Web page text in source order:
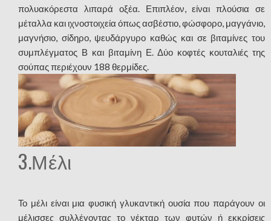
πολυακόρεστα λιπαρά οξέα. Επιπλέον, είναι πλούσια σε
μέταλλα και ιχνοστοιχεία όπως ασβέστιο, φώσφορο, μαγγάνιο,
μαγνήσιο, σίδηρο, ψευδάργυρο καθώς και σε βιταμίνες του
συμπλέγματος Β και βιταμίνη Ε. Δύο κοφτές κουταλιές της
σούπας περιέχουν 188 θερμίδες.
3.Μέλι
Το μέλι είναι μια φυσική γλυκαντική ουσία που παράγουν οι
μέλισσες συλλέγοντας το νέκταρ των φυτών ή εκκρίσεις